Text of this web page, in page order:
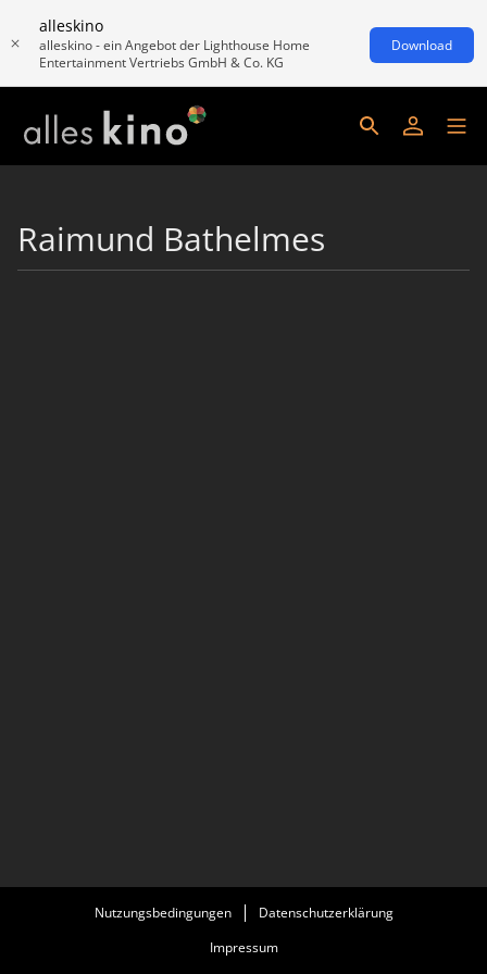
alleskino
alleskino - ein Angebot der Lighthouse Home
Entertainment Vertriebs GmbH & Co. KG
Download
Raimund Bathelmes
Nutzungsbedingungen
Datenschutzerklärung
Impressum